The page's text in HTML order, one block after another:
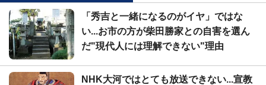
「秀吉と一緒になるのがイヤ」ではな
い...お市の方が柴田勝家との自害を選ん
だ"現代人には理解できない"理由
NHK大河ではとても放送できない...宣教